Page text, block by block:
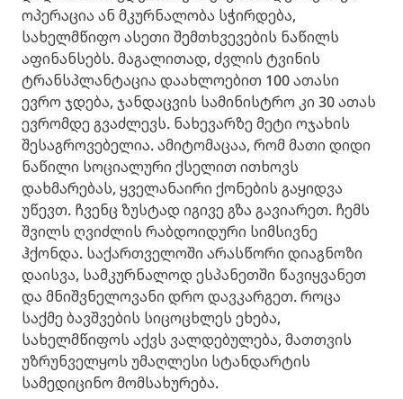
ოპერაცია ან მკურნალობა სჭირდება,
სახელმწიფო ასეთი შემთხვევების ნაწილს
აფინანსებს. მაგალითად, ძვლის ტვინის
ტრანსპლანტაცია დაახლოებით 100 ათასი
ევრო ჯდება, ჯანდაცვის სამინისტრო კი 30 ათას
ევრომდე გვაძლევს. ნახევარზე მეტი ოჯახის
შესაგროვებელია. ამიტომაცაა, რომ მათი დიდი
ნაწილი სოციალური ქსელით ითხოვს
დახმარებას, ყველანაირი ქონების გაყიდვა
უწევთ. ჩვენც ზუსტად იგივე გზა გავიარეთ. ჩემს
შვილს ღვიძლის რაბდოიდური სიმსივნე
ჰქონდა. საქართველოში არასწორი დიაგნოზი
დაისვა, სამკურნალოდ ესპანეთში წავიყვანეთ
და მნიშვნელოვანი დრო დავკარგეთ. როცა
საქმე ბავშვების სიცოცხლეს ეხება,
სახელმწიფოს აქვს ვალდებულება, მათთვის
უზრუნველყოს უმაღლესი სტანდარტის
სამედიცინო მომსახურება.